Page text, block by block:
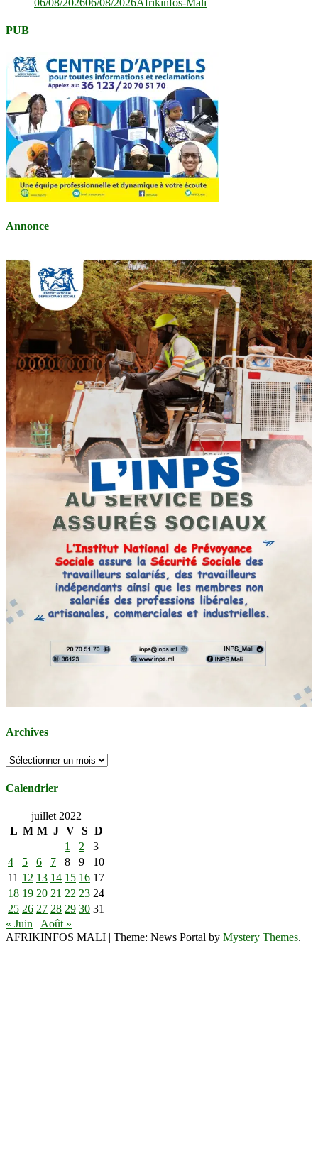
PUB
Annonce
Archives
Archives
Calendrier
juillet 2022
L M M J V S D
1
2
3
4
5 6 7 8 9
10
11 12 13 14 15 16 17
18 19 20 21 22 23 24
25 26 27 28 29 30 31
« Juin
Août »
AFRIKINFOS MALI | Theme: News Portal by Mystery Themes.